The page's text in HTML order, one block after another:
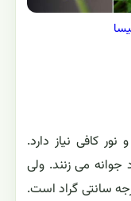
کافی نیاز دارد.
سانتی گراد جوانه می زنند. ولی
برای جوانه زنی 18 تا 20 درجه سانتی گراد است.